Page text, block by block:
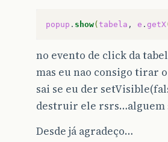
popup . show( tabela , e . getX
no evento de click da
mas eu nao consigo tirar
sai se eu der
destruir ele rsrs…alguem
Desde já agradeço…